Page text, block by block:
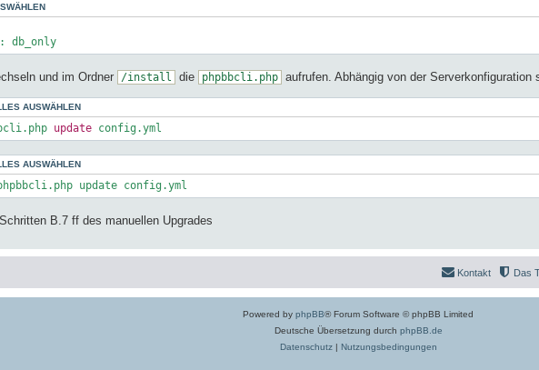
: db_only
und im Ordner /install die phpbbcli.php aufrufen. Abhängig von der Serverkonfiguration
AUSWÄHLEN
update config.yml
AUSWÄHLEN
update config.yml
B.7 ff des manuellen Upgrades
Das
Kontakt
Powered by phpBB® Forum Software © phpBB Limited
Deutsche Übersetzung durch phpBB.de
Datenschutz| Nutzungsbedingungen